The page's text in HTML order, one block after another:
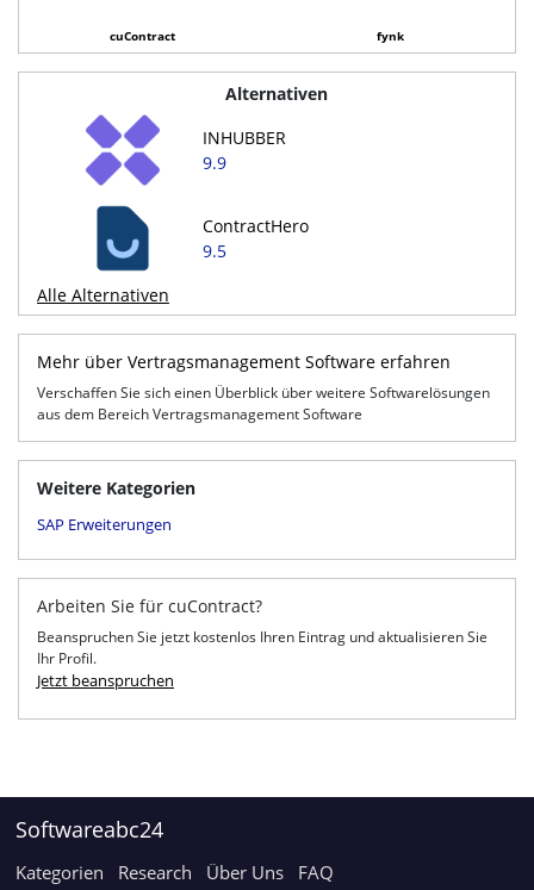
cuContract fynk
Alternativen
INHUBBER
9.9
ContractHero
9.5
Alle Alternativen
Mehr über Vertragsmanagement Software erfahren
Verschaffen Sie sich einen Überblick über weitere Softwarelösungen
aus dem Bereich Vertragsmanagement Software
Weitere Kategorien
SAP Erweiterungen
Arbeiten Sie für cuContract?
Beanspruchen Sie jetzt kostenlos Ihren Eintrag und aktualisieren Sie
Ihr Profil.
Jetzt beanspruchen
Softwareabc24
Kategorien Research Über Uns
FAQ